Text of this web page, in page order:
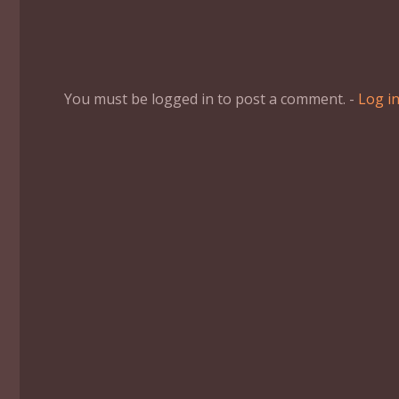
You must be logged in to post a comment. - Log in